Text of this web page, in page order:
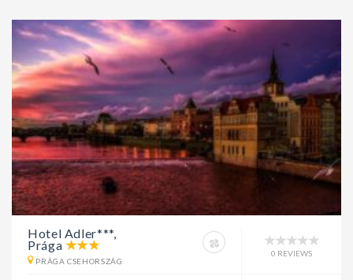
Hotel Adler***,
Prága
PRÁGA CSEHORSZÁG
0 REVIEWS